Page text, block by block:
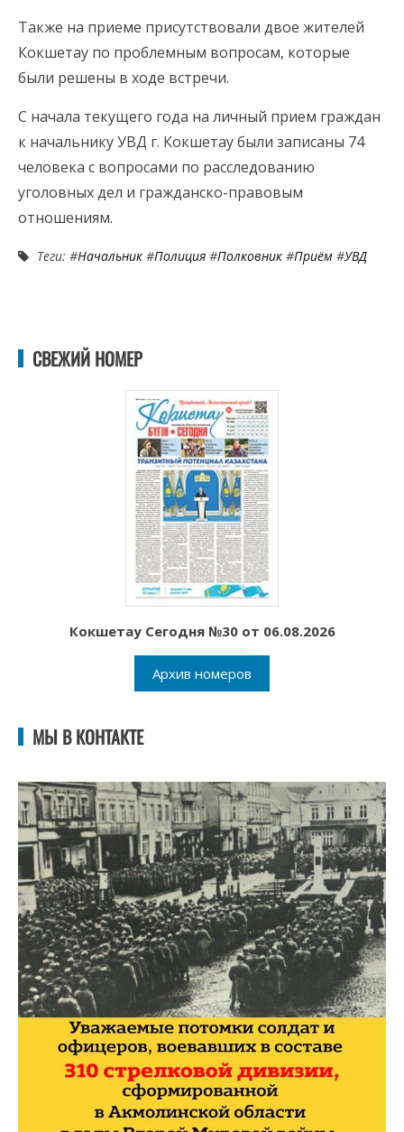
Также на приеме присутствовали двое жителей
Кокшетау по проблемным вопросам, которые
были решены в ходе встречи.
С начала текущего года на личный прием граждан
к начальнику УВД г. Кокшетау были записаны 74
человека с вопросами по расследованию
уголовных дел и гражданско-правовым
отношениям.
Теги: #Начальник #Полиция #Полковник #Приём #УВД
СВЕЖИЙ НОМЕР
Кокшетау Сегодня №30 от 06.08.2026
Архив номеров
МЫ В КОНТАКТЕ